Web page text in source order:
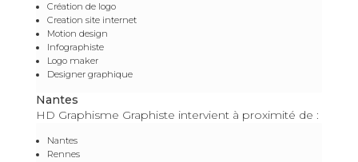
Création de logo
Creation site internet
Motion design
Infographiste
Logo maker
Designer graphique
Nantes
HD Graphisme Graphiste intervient à proximité de :
Nantes
Rennes